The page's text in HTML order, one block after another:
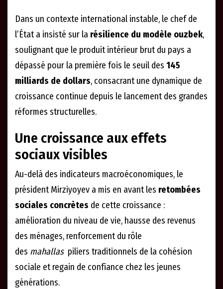
Dans un contexte international instable, le chef de
l’État a insisté sur la résilience du modèle ouzbek,
soulignant que le produit intérieur brut du pays a
dépassé pour la première fois le seuil des 145
milliards de dollars, consacrant une dynamique de
croissance continue depuis le lancement des grandes
réformes structurelles.
Une croissance aux effets
sociaux visibles
Au-delà des indicateurs macroéconomiques, le
président Mirziyoyev a mis en avant les retombées
sociales concrètes de cette croissance :
amélioration du niveau de vie, hausse des revenus
des ménages, renforcement du rôle
des mahallaspiliers traditionnels de la cohésion
sociale et regain de confiance chez les jeunes
générations.